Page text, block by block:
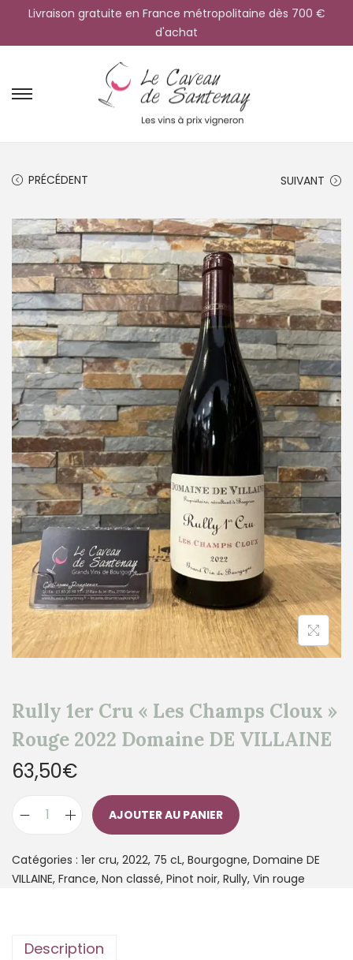
Livraison gratuite en France métropolitaine dès 700 €
d'achat
PRÉCÉDENT SUIVANT
Rully 1er Cru « Les Champs Cloux »
Rouge 2022 Domaine DE VILLAINE
63,50€
AJOUTER AU PANIER
Catégories : 1er cru, 2022, 75 cL, Bourgogne, Domaine DE
VILLAINE, France, Non classé, Pinot noir, Rully, Vin rouge
Description